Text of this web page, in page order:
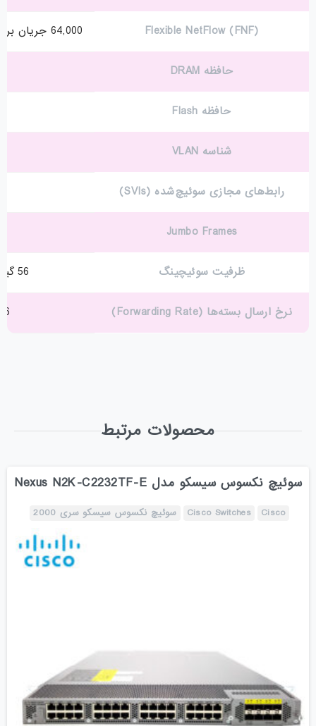
Flexible NetFlow (FNF) 64,000 جریان برای مدل‌های 24 و 48 پورت گیگابیت اترنت
حافظه DRAM
حافظه Flash
شناسه VLAN
رابط‌های مجازی سوئیچ‌شده (SVIs)
Jumbo Frames
ظرفیت سوئیچینگ 56 گیگابیت تا 176 گیگابیت بر ثانیه
نرخ ارسال بسته‌ها (Forwarding Rate) Mpps
محصولات مرتبط
سوئیچ نکسوس سیسکو مدل Nexus N2K-C2232TF-E
Cisco
Cisco Switches سوئیچ نکسوس سیسکو سری 2000